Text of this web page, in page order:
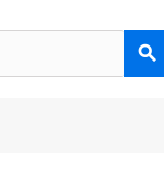
search